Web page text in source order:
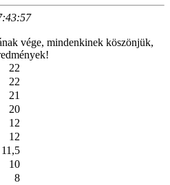
vége, mindenkinek köszönjük,
22
22
21
20
12
12
11,5
10
8